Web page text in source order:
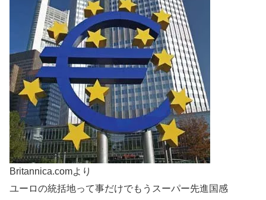
Britannica.comより
ユーロの統括地って事だけでもうスーパー先進国感